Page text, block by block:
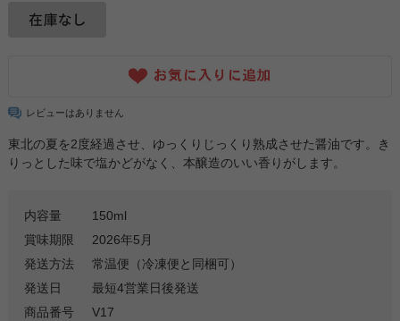
レビューはありません
東北の夏を2度経過させ、ゆっくりじっくり熟成させた醤油です。き
りっとした味で塩かどがなく、本醸造のいい香りがします。
内容量
150ml
賞味期限
2026年5月
発送方法
常温便（冷凍便と同梱可）
発送日
最短4営業日後発送
商品番号
V17